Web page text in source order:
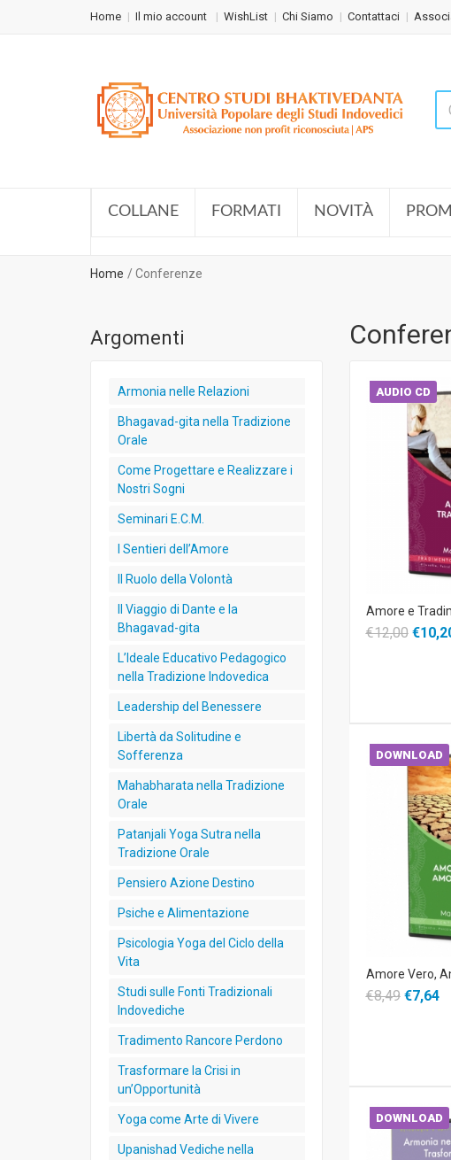
Home Il mio account WishList Chi Siamo Contattaci
COLLANE FORMATI NOVITÀ
Home Conferenze
Argomenti
Armonia nelle Relazioni
Bhagavad-gita nella Tradizione
Orale
Come Progettare e Realizzare i
Nostri Sogni
Seminari E.C.M.
I Sentieri dell’Amore
Il Ruolo della Volontà
Il Viaggio di Dante e la
Bhagavad-gita
L’Ideale Educativo Pedagogico
nella Tradizione Indovedica
Leadership del Benessere
Libertà da Solitudine e
Sofferenza
Mahabharata nella Tradizione
Orale
Patanjali Yoga Sutra nella
Tradizione Orale
Pensiero Azione Destino
Psiche e Alimentazione
Psicologia Yoga del Ciclo della
Vita
Studi sulle Fonti Tradizionali
Indovediche
Tradimento Rancore Perdono
Trasformare la Crisi in
un’Opportunità
Yoga come Arte di Vivere
Upanishad Vediche nella
AUDIO CD
Amore e
€12,00
DOWNLOAD
Amore Vero,
€8,49 €7,64
DOWNLOAD